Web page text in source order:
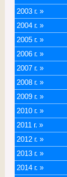
2003 г. »
2004 г. »
2005 г. »
2006 г. »
2007 г. »
2008 г. »
2009 г. »
2010 г. »
2011 г. »
2012 г. »
2013 г. »
2014 г. »